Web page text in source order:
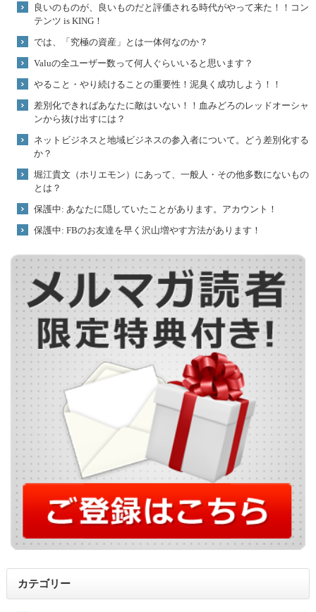
良いのものが、良いものだと評価される時代がやって来た！！コン
テンツ is KING！
では、「究極の資産」とは一体何なのか？
Valuの全ユーザー数って何人ぐらいいると思います？
やること・やり続けることの重要性！泥臭く成功しよう！！
差別化できればあなたに敵はいない！！血みどろのレッドオーシャ
ンから抜け出すには？
ネットビジネスと地域ビジネスの参入者について。どう差別化する
か？
堀江貴文（ホリエモン）にあって、一般人・その他多数にないもの
とは？
保護中: あなたに隠していたことがあります。アカウント！
保護中: FBのお友達を早く沢山増やす方法があります！
カテゴリー